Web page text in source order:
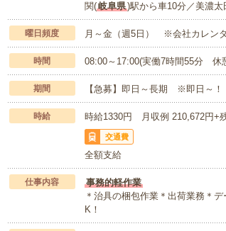
関(岐阜県)駅から車10分／美濃太
曜日頻度 月～金（週5日） ※会社カレン
時間 08:00～17:00(実働7時間55分 休
期間 【急募】即日～長期 ※即日～！
時給 時給1330円 月収例 210,672円+
交通費
全額支給
仕事内容
事務的軽作業
＊治具の梱包作業＊出荷業務＊
K！